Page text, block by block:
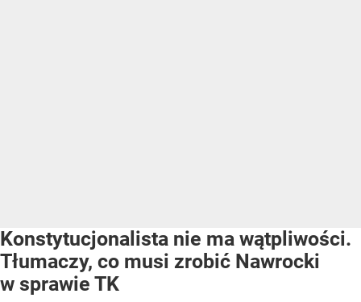
Konstytucjonalista nie ma wątpliwości.
Tłumaczy, co musi zrobić Nawrocki
w sprawie TK